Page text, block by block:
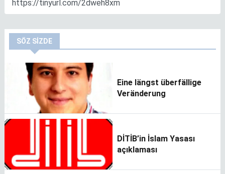
SÖZ SIZDE
Eine längst überfällige
Veränderung
DİTİB’in İslam Yasası
açıklaması